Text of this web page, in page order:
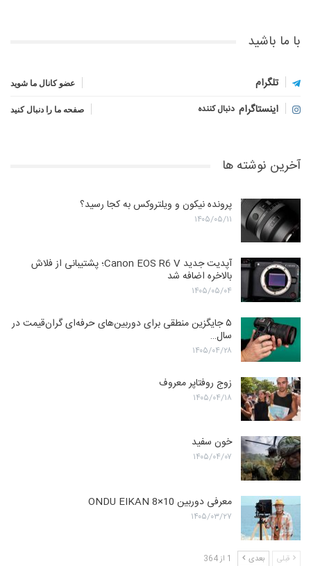
با ما باشید
تلگرام عضو کانال ما شوید
اینستاگرام دنبال کننده صفحه ما را دنبال کنید
آخرین نوشته ها
پرونده نیکون و ویلتروکس به کجا رسید؟
۱۴۰۵/۰۵/۱۱
آپدیت جدید Canon EOS R6 V؛ پشتیبانی از فلاش
بالاخره اضافه شد
۱۴۰۵/۰۵/۰۴
۵ جایگزین منطقی برای دوربین‌های حرفه‌ای گران‌قیمت در
سال…
۱۴۰۵/۰۴/۲۸
زوج روفتاپر معروف
۱۴۰۵/۰۴/۱۸
خون سفید
۱۴۰۵/۰۴/۰۷
معرفی دوربین ONDU EIKAN 8×10
۱۴۰۵/۰۳/۲۷
قبلی بعدی 1 از 364